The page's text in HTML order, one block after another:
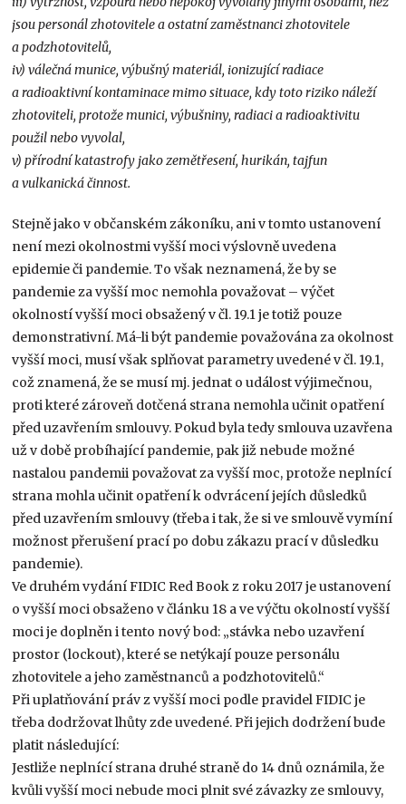
jsou personál zhotovitele a ostatní zaměstnanci zhotovitele
a podzhotovitelů,
iv) válečná munice, výbušný materiál, ionizující radiace
a radioaktivní kontaminace mimo situace, kdy toto riziko náleží
zhotoviteli, protože munici, výbušniny, radiaci a radioaktivitu
použil nebo vyvolal,
v) přírodní katastrofy jako zemětřesení, hurikán, tajfun
a vulkanická činnost.
Stejně jako v občanském zákoníku, ani v tomto ustanovení
není mezi okolnostmi vyšší moci výslovně uvedena
epidemie či pandemie. To však neznamená, že by se
pandemie za vyšší moc nemohla považovat – výčet
okolností vyšší moci obsažený v čl. 19.1 je totiž pouze
demonstrativní. Má-li být pandemie považována za okolnost
vyšší moci, musí však splňovat parametry uvedené v čl. 19.1,
což znamená, že se musí mj. jednat o událost výjimečnou,
proti které zároveň dotčená strana nemohla učinit opatření
před uzavřením smlouvy. Pokud byla tedy smlouva uzavřena
už v době probíhající pandemie, pak již nebude možné
nastalou pandemii považovat za vyšší moc, protože neplnící
strana mohla učinit opatření k odvrácení jejích důsledků
před uzavřením smlouvy (třeba i tak, že si ve smlouvě vymíní
možnost přerušení prací po dobu zákazu prací v důsledku
pandemie).
Ve druhém vydání FIDIC Red Book z roku 2017 je ustanovení
o vyšší moci obsaženo v článku 18 a ve výčtu okolností vyšší
moci je doplněn i tento nový bod: „stávka nebo uzavření
prostor (lockout), které se netýkají pouze personálu
zhotovitele a jeho zaměstnanců a podzhotovitelů.“
Při uplatňování práv z vyšší moci podle pravidel FIDIC je
třeba dodržovat lhůty zde uvedené. Při jejich dodržení bude
platit následující:
Jestliže neplnící strana druhé straně do 14 dnů oznámila, že
kvůli vyšší moci nebude moci plnit své závazky ze smlouvy,